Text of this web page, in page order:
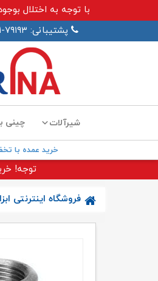
با توجه به اختلال بوجود
پشتیبانی: ۷۹۱۹۳-۰۲۱
شیرآلات چینی
خرید عمده با
توجه!
فروشگاه اینترنتی